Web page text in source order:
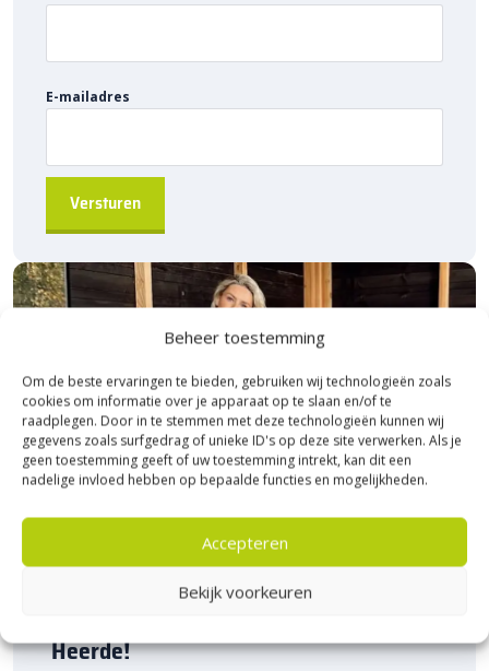
Beheer toestemming
Om de beste ervaringen te bieden, gebruiken wij technologieën zoals
cookies om informatie over je apparaat op te slaan en/of te
raadplegen. Door in te stemmen met deze technologieën kunnen wij
gegevens zoals surfgedrag of unieke ID's op deze site verwerken. Als je
geen toestemming geeft of uw toestemming intrekt, kan dit een
nadelige invloed hebben op bepaalde functies en mogelijkheden.
Accepteren
Bekijk voorkeuren
E-mailadres
Bezoek Experience Centre XXL
Heerde!